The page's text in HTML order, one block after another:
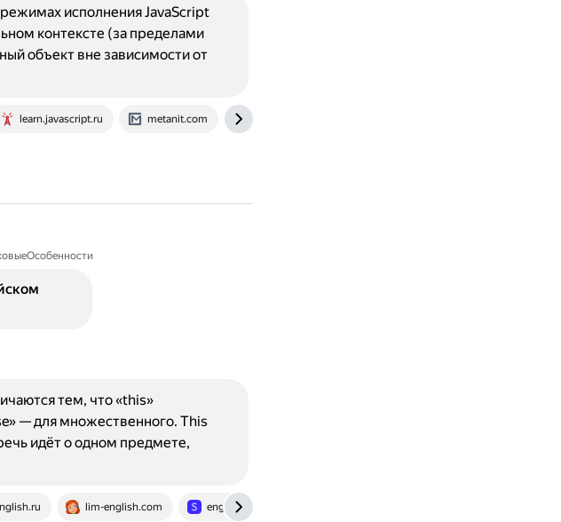
learn.javascript.ru metanit.com
исполнения JavaScript
контексте (за пределами
объект вне зависимости от
lim-english.com eng.skillbox.ru
тем, что «this»
— для множественного. This
идёт о одном предмете,